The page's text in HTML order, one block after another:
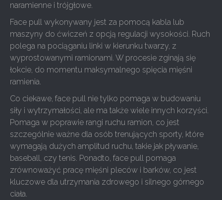
naramienne i trójgłowe.
Face pull wykonywany jest za pomocą kabla lub
maszyny do ćwiczeń z opcją regulacji wysokości. Ruch
polega na pociąganiu linki w kierunku twarzy, z
wyprostowanymi ramionami. W procesie zginają się
łokcie, do momentu maksymalnego spięcia mięśni
ramienia.
Co ciekawe, face pull nie tylko pomaga w budowaniu
siły i wytrzymałości, ale ma także wiele innych korzyści.
Pomaga w poprawie rangi ruchu ramion, co jest
szczególnie ważne dla osób trenujących sporty, które
wymagają dużych amplitud ruchu, takie jak pływanie,
baseball, czy tenis. Ponadto, face pull pomaga
zrównoważyć pracę mięśni pleców i barków, co jest
kluczowe dla utrzymania zdrowego i silnego górnego
ciała.